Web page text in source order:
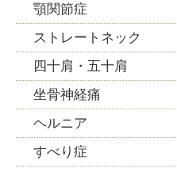
顎関節症
ストレートネック
四十肩・五十肩
坐骨神経痛
ヘルニア
すべり症